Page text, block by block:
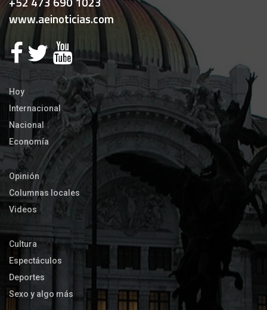
www.aeinoticias.com
Hoy
Internacional
Nacional
Economía
Opinión
Columnas locales
Videos
Cultura
Espectáculos
Deportes
Sexo y algo más